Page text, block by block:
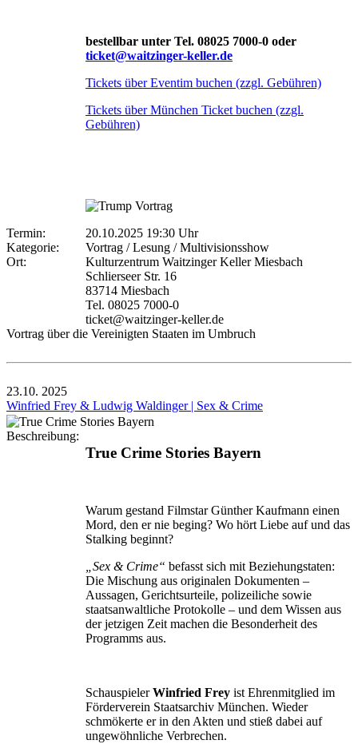
bestellbar unter Tel. 08025 7000-0 oder
ticket@waitzinger-keller.de
Tickets über Eventim buchen (zzgl. Gebühren)
Tickets über München Ticket buchen (zzgl.
Gebühren)
Termin:
20.10.2025 19:30 Uhr
Kategorie:
Vortrag / Lesung / Multivisionsshow
Ort:
Kulturzentrum Waitzinger Keller Miesbach
Schlierseer Str. 16
83714 Miesbach
Tel. 08025 7000-0
ticket@waitzinger-keller.de
Vortrag über die Vereinigten Staaten im Umbruch
23.10. 2025
Winfried Frey & Ludwig Waldinger | Sex & Crime
Beschreibung:
True Crime Stories Bayern
Warum gestand Filmstar Günther Kaufmann einen
Mord, den er nie beging? Wo hört Liebe auf und das
Stalking beginnt?
„Sex & Crime“ befasst sich mit Beziehungstaten:
Die Mischung aus originalen Dokumenten –
Aussagen, Gerichtsurteile, polizeiliche sowie
staatsanwaltliche Protokolle – und dem Wissen aus
der jetzigen Zeit machen die Besonderheit des
Programms aus.
SchauspielerWinfried Frey ist Ehrenmitglied im
Förderverein Staatsarchiv München. Wieder
schmökerte er in den Akten und stieß dabei auf
ungewöhnliche Verbrechen.